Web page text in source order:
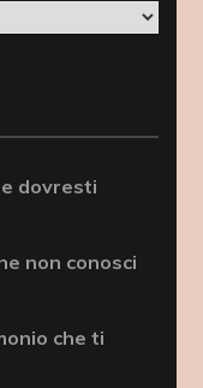
dovresti
non conosci
che ti